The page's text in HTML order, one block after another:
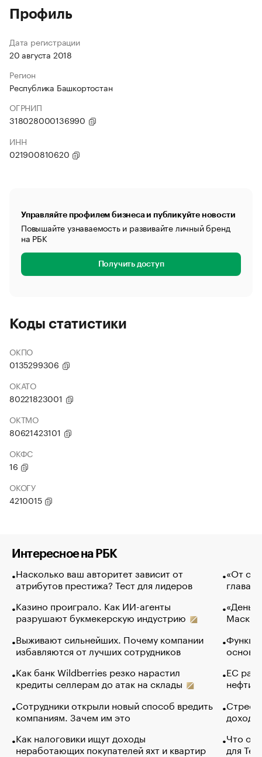
Профиль
Дата регистрации
20 августа 2018
Регион
Республика Башкортостан
ОГРНИП
318028000136990
ИНН
021900810620
Управляйте профилем бизнеса и публикуйте новости
Повышайте узнаваемость и развивайте личный бренд
на РБК
Получить доступ
Коды статистики
ОКПО
0135299306
ОКАТО
80221823001
ОКТМО
80621423101
ОКФС
16
ОКОГУ
4210015
Интересное на РБК
Насколько ваш авторитет зависит от
атрибутов престижа? Тест для лидеров
Казино проиграло. Как ИИ-агенты
разрушают букмекерскую индустрию
Выживают сильнейших. Почему компании
избавляются от лучших сотрудников
Как банк Wildberries резко нарастил
кредиты селлерам до атак на склады
Сотрудники открыли новый способ вредить
компаниям. Зачем им это
Как налоговики ищут доходы
неработающих покупателей яхт и квартир
«От
глава
Маск в
основ
ЕС
нефти
Что
для